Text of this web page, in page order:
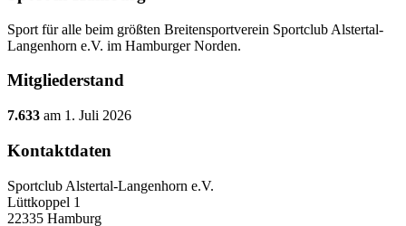
Sport für alle beim größten Breitensportverein Sportclub Alstertal-
Langenhorn e.V. im Hamburger Norden.
Mitgliederstand
7.633 am 1. Juli 2026
Kontaktdaten
Sportclub Alstertal-Langenhorn e.V.
Lüttkoppel 1
22335 Hamburg